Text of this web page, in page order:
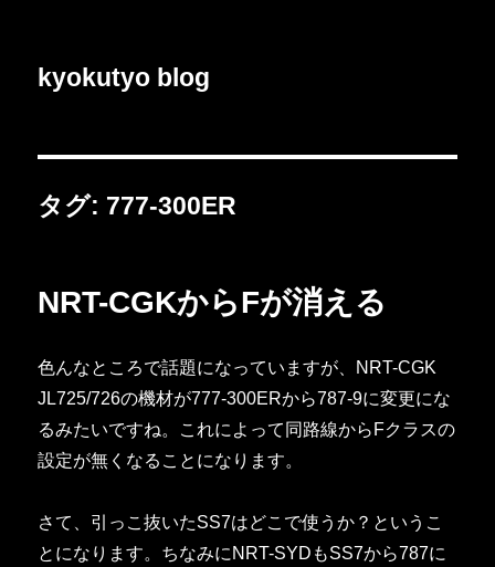
kyokutyo blog
タグ: 777-300ER
NRT-CGKからFが消える
色んなところで話題になっていますが、NRT-CGK
JL725/726の機材が777-300ERから787-9に変更にな
るみたいですね。これによって同路線からFクラスの
設定が無くなることになります。
さて、引っこ抜いたSS7はどこで使うか？というこ
とになります。ちなみにNRT-SYDもSS7から787に